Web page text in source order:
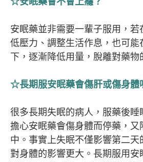
安眠藥並非需要一輩子服用，若
低壓力、調整生活作息，也可能
下，逐漸降低用量，脫離對藥物
☆長期服安眠藥會傷肝或傷身體
很多長期失眠的病人，服藥後睡
擔心安眠藥會傷身體而停藥，又
中。事實上失眠不僅影響第二天
對身體的影響更大。長期服用安